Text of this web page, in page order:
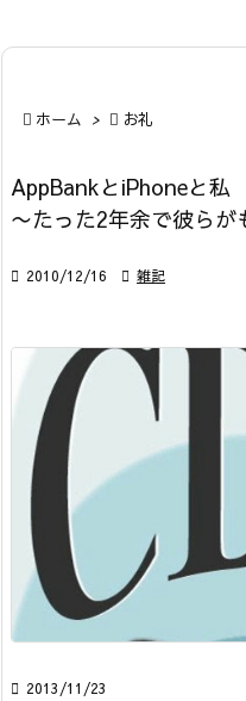
 ホーム >  お礼
AppBankとiPhoneと私
〜たった2年余で彼らが
 2010/12/16  雑記
 2013/11/23